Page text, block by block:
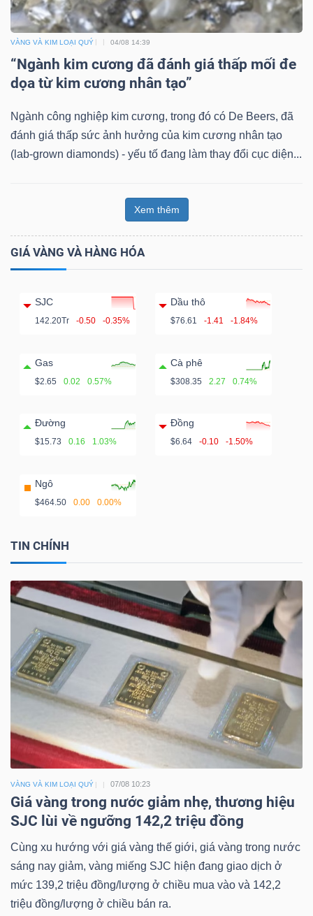
VÀNG VÀ KIM LOẠI QUÝ 04/08 14:39
“Ngành kim cương đã đánh giá thấp mối đe
dọa từ kim cương nhân tạo”
Ngành công nghiệp kim cương, trong đó có De Beers, đã
đánh giá thấp sức ảnh hưởng của kim cương nhân tạo
(lab-grown diamonds) - yếu tố đang làm thay đổi cục diện...
Xem thêm
GIÁ VÀNG VÀ HÀNG HÓA
SJC
142.20Tr -0.50 -0.35%
Dầu thô
$76.61 -1.41 -1.84%
Gas
$2.65 0.02 0.57%
Cà phê
$308.35 2.27 0.74%
Đường
$15.73 0.16 1.03%
Đồng
$6.64 -0.10 -1.50%
Ngô
$464.50 0.00 0.00%
TIN CHÍNH
VÀNG VÀ KIM LOẠI QUÝ 07/08 10:23
Giá vàng trong nước giảm nhẹ, thương hiệu
SJC lùi về ngưỡng 142,2 triệu đồng
Cùng xu hướng với giá vàng thế giới, giá vàng trong nước
sáng nay giảm, vàng miếng SJC hiện đang giao dịch ở
mức 139,2 triệu đồng/lượng ở chiều mua vào và 142,2
triệu đồng/lượng ở chiều bán ra.